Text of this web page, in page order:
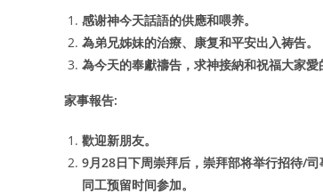
感谢神今天話語的供應和喂养。
為弟兄姊妹的治療、康复和平安出入祷告。
為今天的奉獻禱告，求神接納和祝福大家愛
家事報告:
歡迎新朋友。
9月28日下周崇拜后，崇拜部将举行招待/
同工预留时间参加。